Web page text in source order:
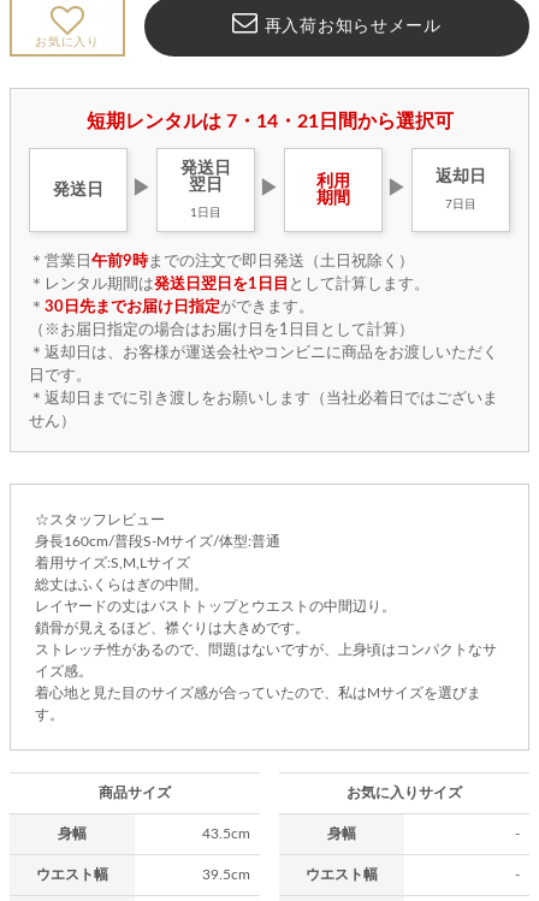
お気に入り
再入荷お知らせメール
短期レンタルは 7・14・21日間から選択可
発送日 ▶
発送日
翌日
1日目
▶
利用
期間
▶
返却日
7日目
＊営業日 午前9時までの注文で即日発送（土日祝除く）
＊レンタル期間は発送日翌日を1日目 として計算します。
＊ 30日先までお届け日指定ができます。
（※お届日指定の場合はお届け日を1日目として計算）
＊返却日は、お客様が運送会社やコンビニに商品をお渡しいただく
日です。
＊返却日までに引き渡しをお願いします（当社必着日ではございま
せん）
☆スタッフレビュー
身長160cm/普段S-Mサイズ/体型:普通
着用サイズ:S,M,Lサイズ
総丈はふくらはぎの中間。
レイヤードの丈はバストトップとウエストの中間辺り。
鎖骨が見えるほど、襟ぐりは大きめです。
ストレッチ性があるので、問題はないですが、上身頃はコンパクトなサ
イズ感。
着心地と見た目のサイズ感が合っていたので、私はMサイズを選びま
す。
商品サイズ
身幅 43.5cm
ウエスト幅 39.5cm
お気に入りサイズ
身幅 -
ウエスト幅 -